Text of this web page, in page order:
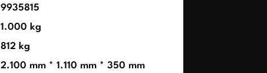
9935815
1.000 kg
812 kg
2.100 mm * 1.110 mm * 350 mm